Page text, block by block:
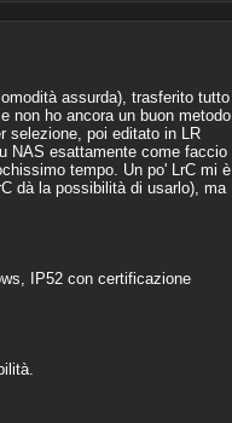
assurda), trasferito tutto
non ho ancora un buon metodo
selezione, poi editato in LR
NAS esattamente come faccio
tempo. Un po' LrC mi è
dà la possibilità di usarlo), ma
IP52 con certificazione